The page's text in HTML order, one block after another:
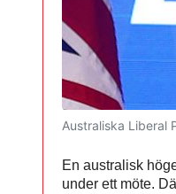
Australiska Liberal
En australisk
under ett möte.